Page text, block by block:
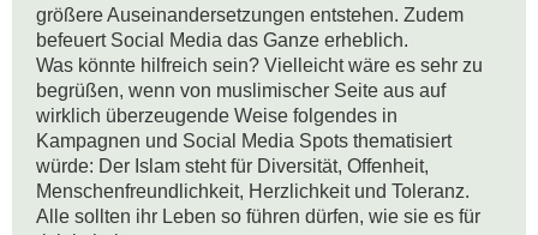
größere Auseinandersetzungen entstehen. Zudem
befeuert Social Media das Ganze erheblich.
Was könnte hilfreich sein? Vielleicht wäre es sehr zu
begrüßen, wenn von muslimischer Seite aus auf
wirklich überzeugende Weise folgendes in
Kampagnen und Social Media Spots thematisiert
würde: Der Islam steht für Diversität, Offenheit,
Menschenfreundlichkeit, Herzlichkeit und Toleranz.
Alle sollten ihr Leben so führen dürfen, wie sie es für